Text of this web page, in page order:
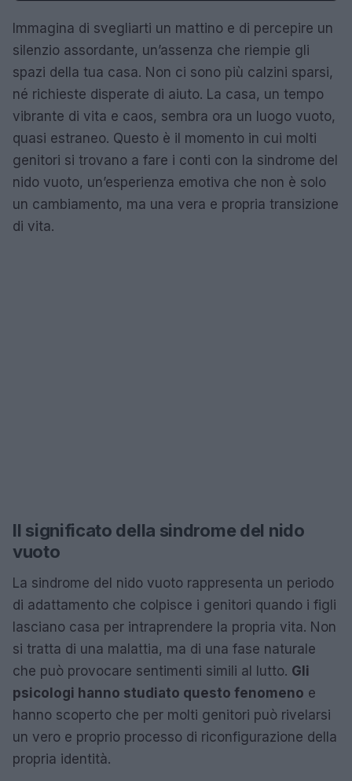
Immagina di svegliarti un mattino e di percepire un
silenzio assordante, un’assenza che riempie gli
spazi della tua casa. Non ci sono più calzini sparsi,
né richieste disperate di aiuto. La casa, un tempo
vibrante di vita e caos, sembra ora un luogo vuoto,
quasi estraneo. Questo è il momento in cui molti
genitori si trovano a fare i conti con la sindrome del
nido vuoto, un’esperienza emotiva che non è solo
un cambiamento, ma una vera e propria transizione
di vita.
Il significato della sindrome del nido
vuoto
La sindrome del nido vuoto rappresenta un periodo
di adattamento che colpisce i genitori quando i figli
lasciano casa per intraprendere la propria vita. Non
si tratta di una malattia, ma di una fase naturale
che può provocare sentimenti simili al lutto. Gli
psicologi hanno studiato questo fenomeno e
hanno scoperto che per molti genitori può rivelarsi
un vero e proprio processo di riconfigurazione della
propria identità.